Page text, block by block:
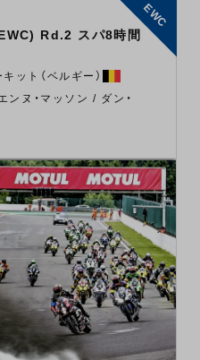
Rd.2 スパ8時間
ット（ベルギー）
ンヌ・マッソン / ダン・
EWC